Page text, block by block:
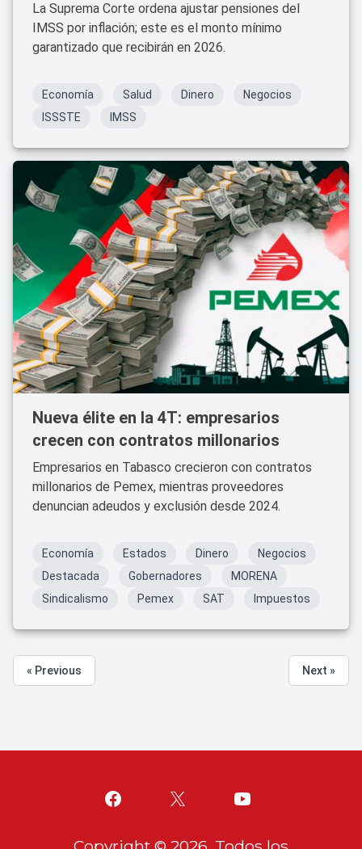
La Suprema Corte ordena ajustar pensiones del
IMSS por inflación; este es el monto mínimo
garantizado que recibirán en 2026.
Economía Salud Dinero
Negocios
ISSSTE
IMSS
Nueva élite en la 4T: empresarios
crecen con contratos millonarios
Empresarios en Tabasco crecieron con contratos
millonarios de Pemex, mientras proveedores
denuncian adeudos y exclusión desde 2024.
Economía Estados Dinero
Negocios
Destacada
Gobernadores
MORENA
Sindicalismo
Pemex SAT Impuestos
« Previous Next »